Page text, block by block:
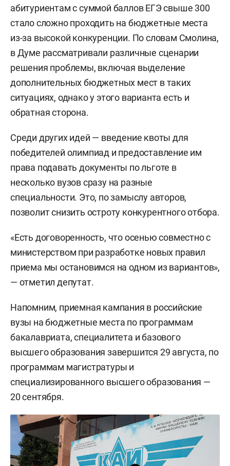
абитуриентам с суммой баллов ЕГЭ свыше 300
стало сложно проходить на бюджетные места
из-за высокой конкуренции. По словам Смолина,
в Думе рассматривали различные сценарии
решения проблемы, включая выделение
дополнительных бюджетных мест в таких
ситуациях, однако у этого варианта есть и
обратная сторона.
Среди других идей — введение квоты для
победителей олимпиад и предоставление им
права подавать документы по льготе в
несколько вузов сразу на разные
специальности. Это, по замыслу авторов,
позволит снизить остроту конкурентного отбора.
«Есть договоренность, что осенью совместно с
министерством при разработке новых правил
приема мы остановимся на одном из вариантов»,
— отметил депутат.
Напомним, приемная кампания в российские
вузы на бюджетные места по программам
бакалавриата, специалитета и базового
высшего образования завершится 29 августа, по
программам магистратуры и
специализированного высшего образования —
20 сентября.